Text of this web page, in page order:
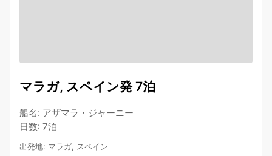
マラガ, スペイン発 7泊
船名: アザマラ・ジャーニー
日数: 7泊
出発地: マラガ, スペイン